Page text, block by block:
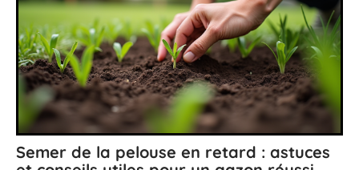
Semer de la pelouse en retard : astuces